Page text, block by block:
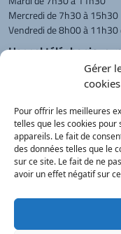
Gérer
cookies
Pour offrir les meilleures
telles que les cookies
appareils. Le fait de
des données telles que le
sur ce site. Le fait de ne
avoir un effet négatif sur
Mercredi de 7h30 à 15h30
Vendredi de 8h00 à
L'appel téléphonique
Monsieur le Maire et les
reçoivent sur rendez-vous.
Retour à l'accueil Actualités